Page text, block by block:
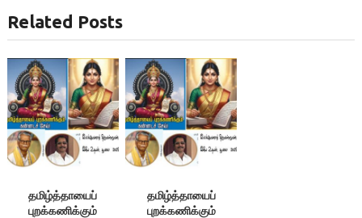
Related Posts
தமிழ்த்தாயைப்
புறக்கணிக்கும்
தமிழ்த்தாயைப்
புறக்கணிக்கும்